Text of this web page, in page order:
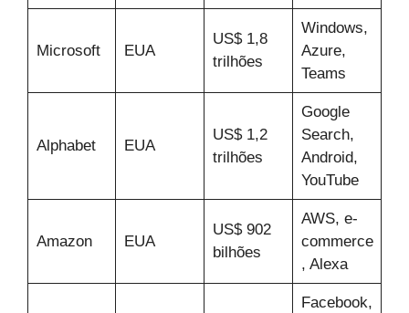
Microsoft EUA
US$ 1,8
trilhões
Windows,
Azure,
Teams
Alphabet EUA
US$ 1,2
trilhões
Google
Search,
Android,
YouTube
Amazon EUA
US$ 902
bilhões
AWS, e-
commerce
, Alexa
Facebook,